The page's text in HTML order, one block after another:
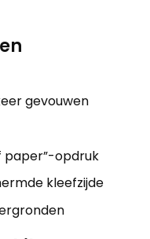
gevouwen
paper”-opdruk
kleefzijde